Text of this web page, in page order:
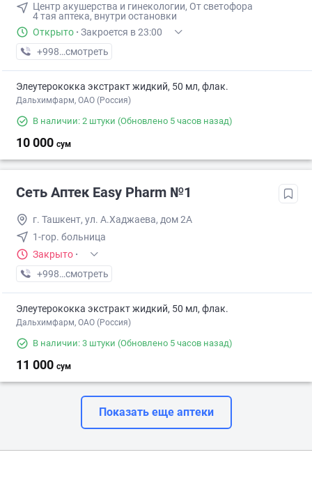
Центр акушерства и гинекологии, От светофора
4 тая аптека, внутри остановки
Открыто · Закроется в 23:00
+998 (77) XXX-XX-XX
смотреть
Элеутерококка экстракт жидкий, 50 мл, флак.
Дальхимфарм, ОАО (Россия)
В наличии: 2 штуки (Обновлено 5 часов назад)
10 000 сум
Сеть Аптек Easy Pharm №1
г. Ташкент, ул. А.Хаджаева, дом 2А
1-гор. больница
Закрыто ·
+998 (94) XXX-XX-XX
смотреть
Элеутерококка экстракт жидкий, 50 мл, флак.
Дальхимфарм, ОАО (Россия)
В наличии: 3 штуки (Обновлено 5 часов назад)
11 000 сум
Показать еще аптеки